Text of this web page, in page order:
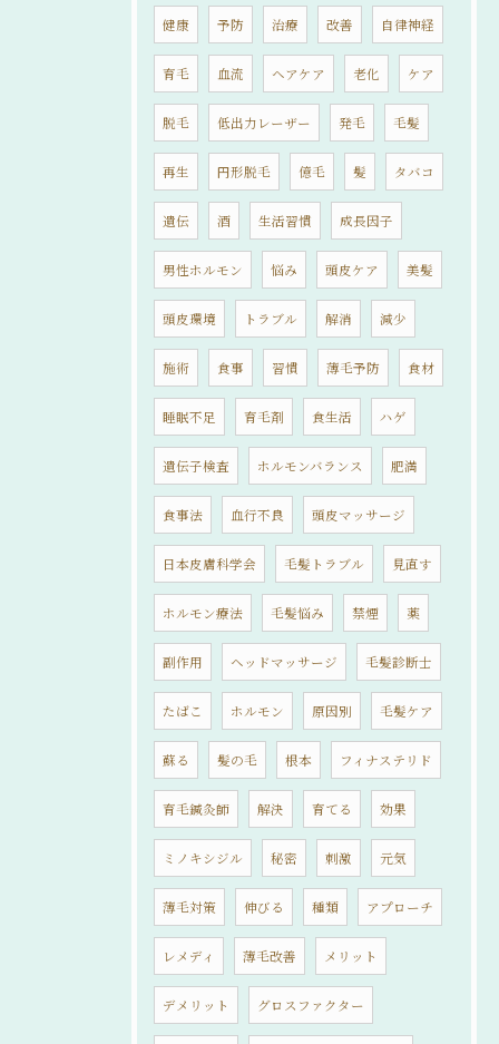
健康 予防 治療 改善 自律神経
育毛 血流 ヘアケア 老化 ケア
脱毛 低出力レーザー 発毛 毛髪
再生 円形脱毛 億毛 髪 タバコ
遺伝 酒 生活習慣 成長因子
男性ホルモン 悩み 頭皮ケア 美髪
頭皮環境 トラブル 解消 減少
施術 食事 習慣 薄毛予防 食材
睡眠不足 育毛剤 食生活 ハゲ
遺伝子検査 ホルモンバランス 肥満
食事法 血行不良 頭皮マッサージ
日本皮膚科学会 毛髪トラブル 見直す
ホルモン療法 毛髪悩み 禁煙 薬
副作用 ヘッドマッサージ 毛髪診断士
たばこ ホルモン 原因別 毛髪ケア
蘇る 髪の毛 根本 フィナステリド
育毛鍼灸師 解決 育てる 効果
ミノキシジル 秘密 刺激 元気
薄毛対策 伸びる 種類 アプローチ
レメディ 薄毛改善 メリット
デメリット グロスファクター